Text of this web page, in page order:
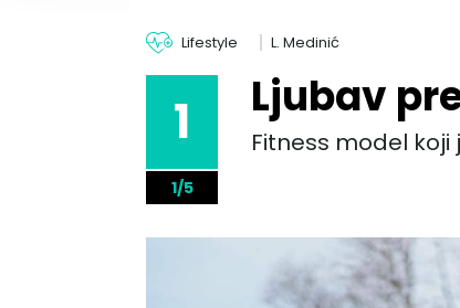
Lifestyle L. Medinić
1
1/5
Ljubav
Fitness model